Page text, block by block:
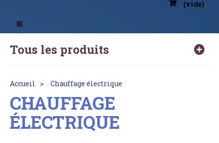
(vide)
Toggle
navigation
Tous les produits
Accueil Chauffage électrique
CHAUFFAGE
ÉLECTRIQUE